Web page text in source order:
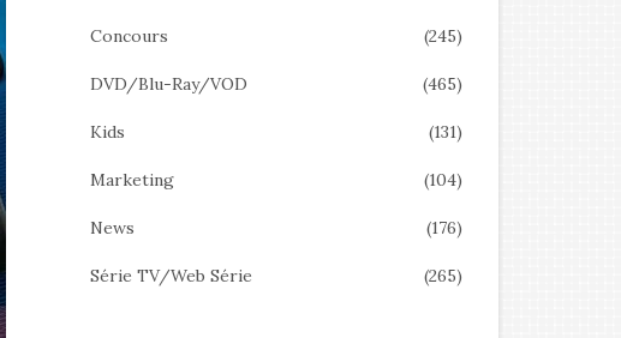
Concours (245)
DVD/Blu-Ray/VOD (465)
Kids (131)
Marketing (104)
News (176)
Série TV/Web Série (265)